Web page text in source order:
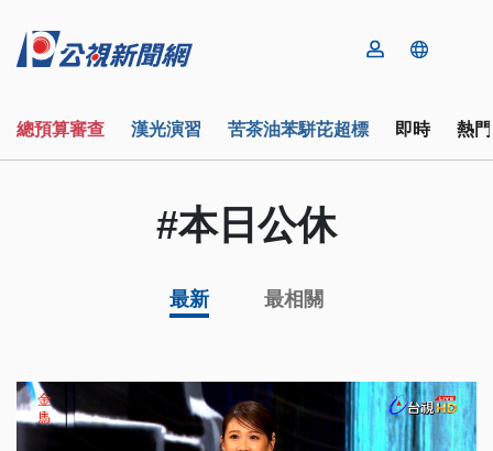
總預算審查 漢光演習 苦茶油苯駢芘超標 即時 熱
#本日公休
最新 最相關